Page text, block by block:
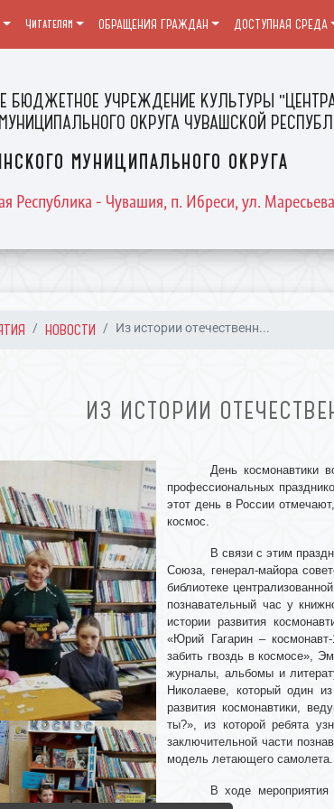
БЮДЖЕТНОЕ УЧРЕЖДЕНИЕ КУЛЬТУРЫ
ОКРУГА ЧУВАШСКОЙ
муниципального округа
Республика - Чувашия, п. Ибреси, ул.
Читателям ОБРАЩЕНИЯ ГРАЖДАН ДОСТУПНАЯ СРЕДА
НОВОСТИ Из истории отечественн...
ИЗ ИСТОРИИ
День космонавтики
профессиональных
этот день в России
космос.
В связи с этим
Союза, генерал-майора
библиотеке
познавательный час у
истории развития
«Юрий Гагарин –
забить гвоздь в космосе»,
журналы, альбомы и
Николаеве, который один
развития космонавтики,
ты?», из которой ребята
заключительной части
модель летающего самолета.
В ходе мероприятия